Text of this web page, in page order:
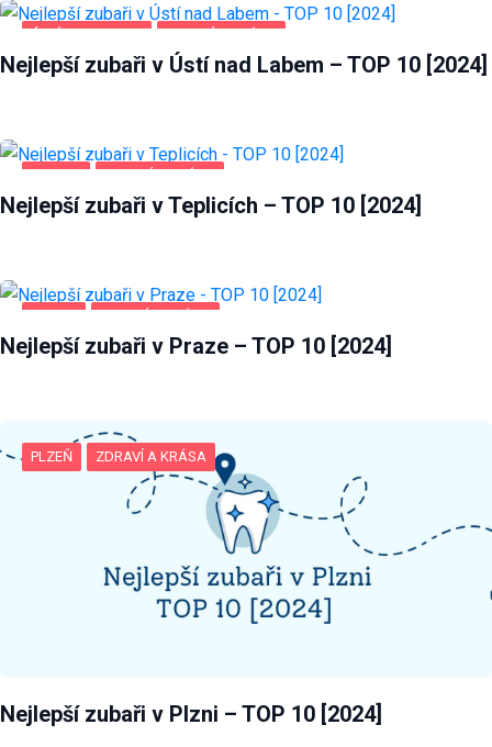
ÚSTÍ NAD LABEM ZDRAVÍ A KRÁSA
Nejlepší zubaři v Ústí nad Labem – TOP 10 [2024]
TEPLICE ZDRAVÍ A KRÁSA
Nejlepší zubaři v Teplicích – TOP 10 [2024]
PRAHA ZDRAVÍ A KRÁSA
Nejlepší zubaři v Praze – TOP 10 [2024]
PLZEŇ ZDRAVÍ A KRÁSA
Nejlepší zubaři v Plzni – TOP 10 [2024]